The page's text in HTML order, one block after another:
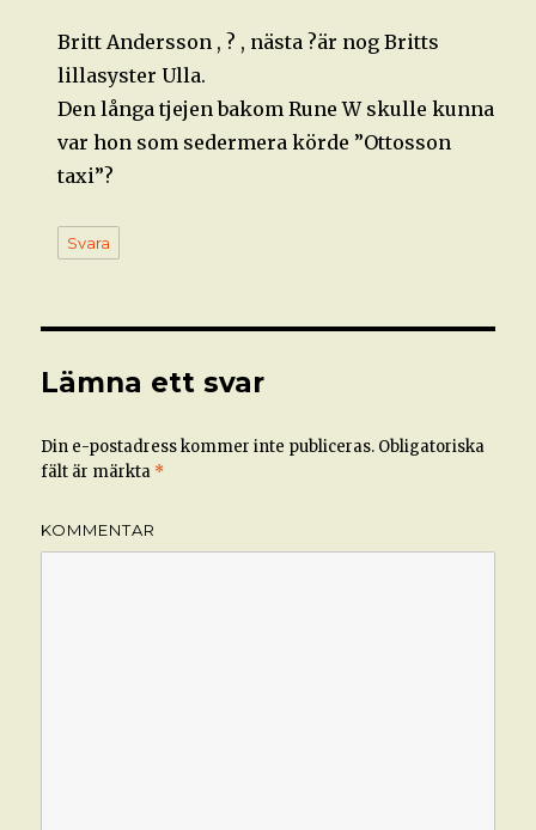
Britt Andersson , ? , nästa ?är nog Britts
lillasyster Ulla.
Den långa tjejen bakom Rune W skulle kunna
var hon som sedermera körde ”Ottosson
taxi”?
Svara
Lämna ett svar
Din e-postadress kommer inte publiceras. Obligatoriska
fält är märkta *
KOMMENTAR